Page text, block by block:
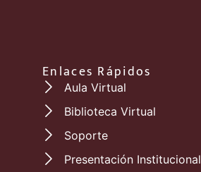
Enlaces Rápidos
Aula Virtual
Biblioteca Virtual
Soporte
Presentación Institucional